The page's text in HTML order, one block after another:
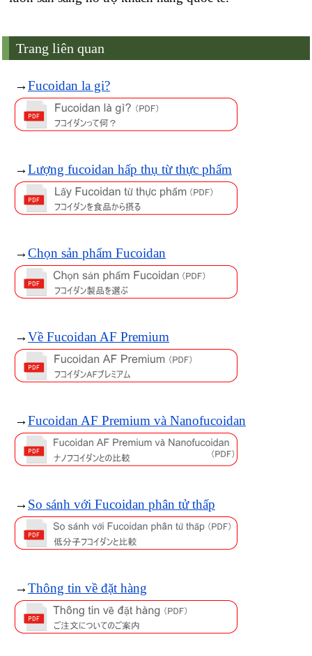
Trang liên quan
→Fucoidan la gi?
→Lượng fucoidan hấp thụ từ thực phẩm
→Chọn sản phẩm Fucoidan
→Về Fucoidan AF Premium
→Fucoidan AF Premium và Nanofucoidan
→ So sánh với Fucoidan phân tử thấp
→Thông tin về đặt hàng